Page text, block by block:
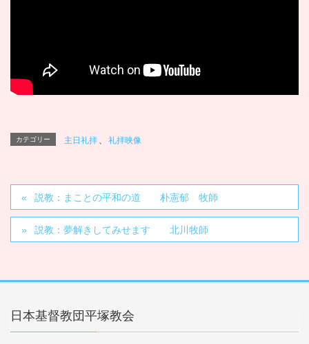
カテゴリー 主日礼拝 、 礼拝映像
説教：まことの平和の道 朴憲郁 牧師
説教：夢解きしてみせます 北川牧師
日本基督教団平塚教会